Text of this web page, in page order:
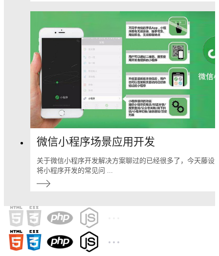
微信小程序场景应用开发
关于微信小程序开发解决方案聊过的已经很多了，今天藤设
将小程序开发的常见问 ...